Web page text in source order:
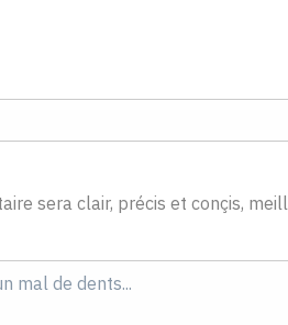
sera clair, précis et conçis,